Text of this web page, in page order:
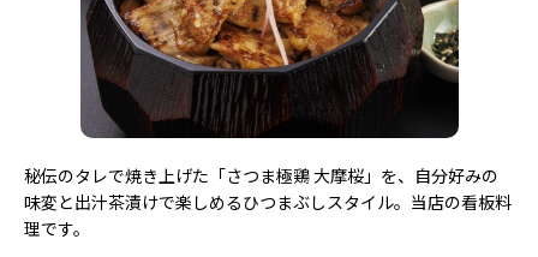
秘伝のタレで焼き上げた「さつま極鶏 大摩桜」を、自分好みの
味変と出汁茶漬けで楽しめるひつまぶしスタイル。当店の看板料
理です。